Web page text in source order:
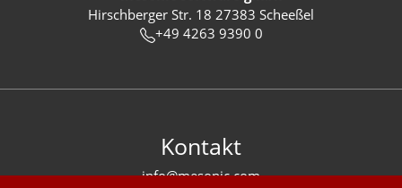
Hirschberger Str. 18 27383 Scheeßel
+49 4263 9390 0
Kontakt
info@mesonic.com